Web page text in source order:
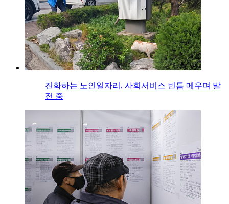
진화하는 노인일자리, 사회서비스 빈틈 메우며 발
전 중